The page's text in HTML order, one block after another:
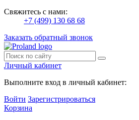
Свяжитесь с нами:
+7 (499) 130 68 68
Заказать обратный звонок
Личный кабинет
Выполните вход в личный кабинет:
Войти Зарегистрироваться
Корзина